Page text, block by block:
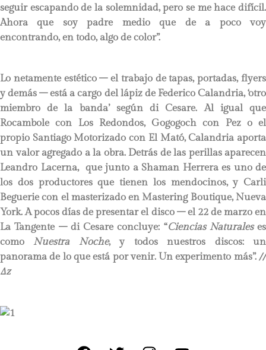
seguir escapando de la solemnidad, pero se me hace difícil.
Ahora que soy padre medio que de a poco voy
encontrando, en todo, algo de color”.
Lo netamente estético – el trabajo de tapas, portadas, flyers
y demás – está a cargo del lápiz de Federico Calandria, ‘otro
miembro de la banda’ según di Cesare. Al igual que
Rocambole con Los Redondos, Gogogoch con Pez o el
propio Santiago Motorizado con El Mató, Calandria aporta
un valor agregado a la obra. Detrás de las perillas aparecen
Leandro Lacerna, que junto a Shaman Herrera es uno de
los dos productores que tienen los mendocinos, y Carli
Beguerie con el masterizado en Mastering Boutique, Nueva
York. A pocos días de presentar el disco – el 22 de marzo en
La Tangente – di Cesare concluye: “Ciencias Naturaleses
comoNuestra Noche, y todos nuestros discos: un
panorama de lo que está por venir. Un experimento más”. //
∆z